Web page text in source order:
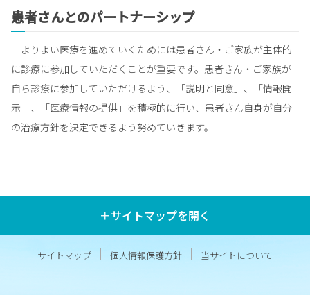
患者さんとのパートナーシップ
よりよい医療を進めていくためには患者さん・ご家族が主体的
に診療に参加していただくことが重要です。患者さん・ご家族が
自ら診療に参加していただけるよう、「説明と同意」、「情報開
示」、「医療情報の提供」を積極的に行い、患者さん自身が自分
の治療方針を決定できるよう努めていきます。
＋サイトマップを開く
サイトマップ 個人情報保護方針 当サイトについて